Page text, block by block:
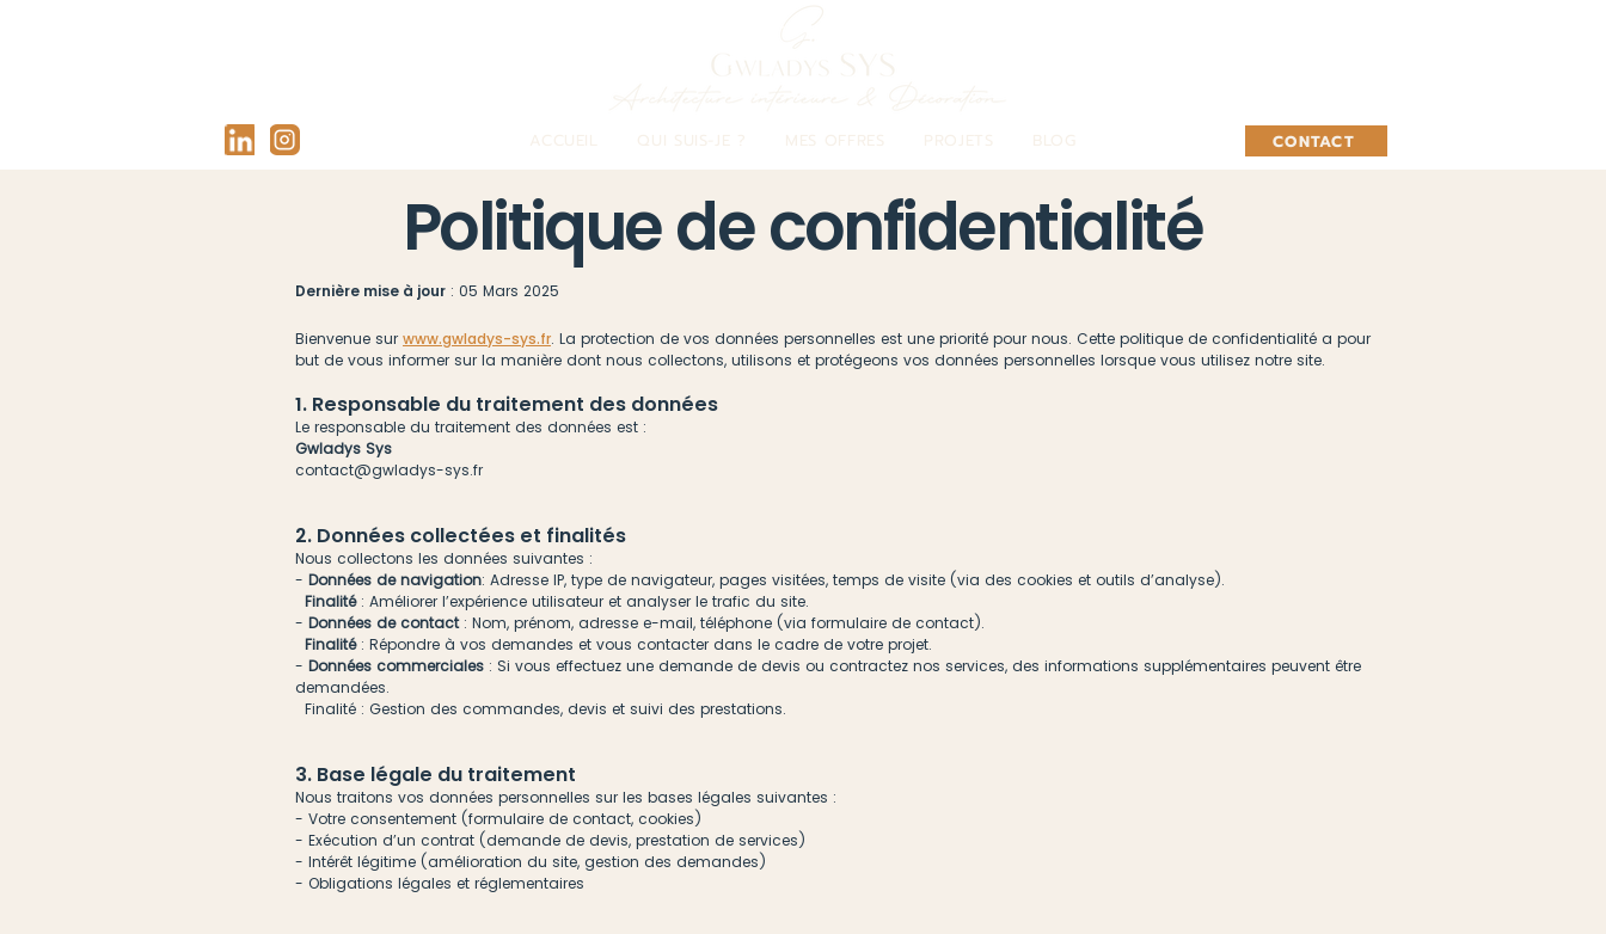
CONTACT
Politique de confidentialité
Dernière mise à jour : 05 Mars 2025
Bienvenue sur www.gwladys-sys.fr. La protection de vos données personnelles est une priorité pour nous. Cette politique de confidentialité a pour
but de vous informer sur la manière dont nous collectons, utilisons et protégeons vos données personnelles lorsque vous utilisez notre site.
1. Responsable du traitement des données
Le responsable du traitement des données est :
Gwladys Sys
contact@gwladys-sys.fr
2. Données collectées et finalités
Nous collectons les données suivantes :
- Données de navigation: Adresse IP, type de navigateur, pages visitées, temps de visite (via des cookies et outils d’analyse).
Finalité: Améliorer l’expérience utilisateur et analyser le trafic du site.
- Données de contact: Nom, prénom, adresse e-mail, téléphone (via formulaire de contact).
Finalité : Répondre à vos demandes et vous contacter dans le cadre de votre projet.
- Données commerciales : Si vous effectuez une demande de devis ou contractez nos services, des informations supplémentaires peuvent être
demandées.
Finalité : Gestion des commandes, devis et suivi des prestations.
3. Base légale du traitement
Nous traitons vos données personnelles sur les bases légales suivantes :
- Votre consentement (formulaire de contact, cookies)
- Exécution d’un contrat (demande de devis, prestation de services)
- Intérêt légitime (amélioration du site, gestion des demandes)
- Obligations légales et réglementaires